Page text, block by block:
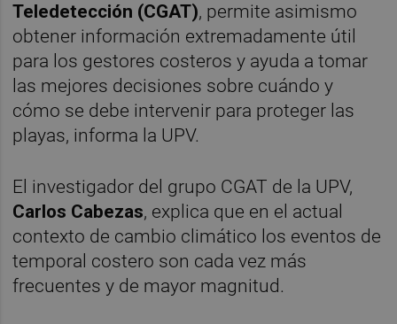
Teledetección (CGAT), permite asimismo
obtener información extremadamente útil
para los gestores costeros y ayuda a tomar
las mejores decisiones sobre cuándo y
cómo se debe intervenir para proteger las
playas, informa la UPV.
El investigador del grupo CGAT de la UPV,
Carlos Cabezas, explica que en el actual
contexto de cambio climático los eventos de
temporal costero son cada vez más
frecuentes y de mayor magnitud.